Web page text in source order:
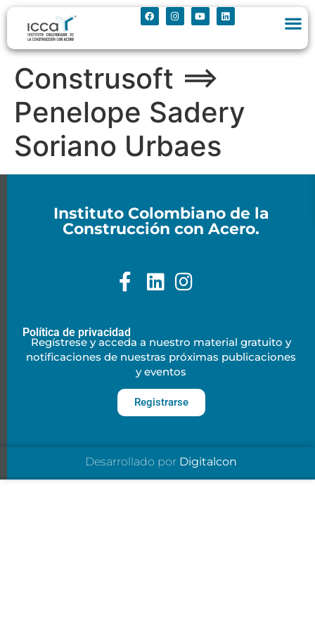
Construsoft ==>
Penelope Sadery
Soriano Urbaes
Instituto Colombiano de la
Construcción con Acero.
Política de privacidad
Regístrese y acceda a nuestro material gratuito y
notificaciones de nuestras próximas publicaciones
y eventos
Registrarse
Desarrollado por Digitalcon